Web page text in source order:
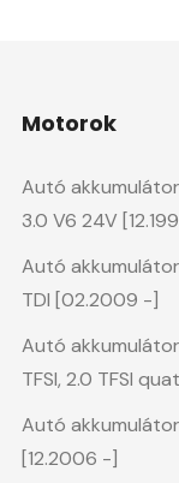
Motorok
Autó
3.0 V6 24V
Autó
TDI [02.2009 -]
Autó akkumulátor
TFSI, 2.0 TFSI
Autó akkumulátor
[12.2006 -]